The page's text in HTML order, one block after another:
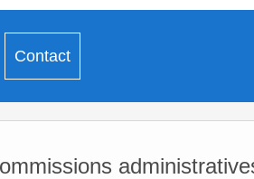
Contact